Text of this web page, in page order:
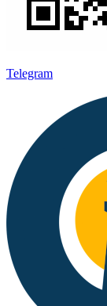
Telegram